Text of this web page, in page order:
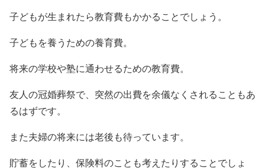
子どもが生まれたら教育費もかかることでしょう。
子どもを養うための養育費。
将来の学校や塾に通わせるための教育費。
友人の冠婚葬祭で、突然の出費を余儀なくされることもあ
るはずです。
また夫婦の将来には老後も待っています。
貯蓄をしたり、保険料のことも考えたりすることでしょ